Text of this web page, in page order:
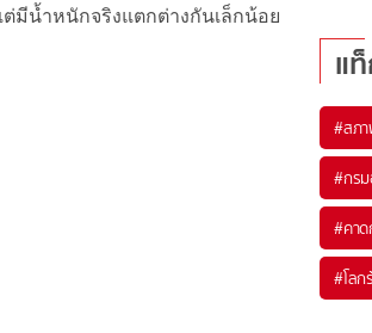
มีน้ำหนักจริงแตกต่างกันเล็กน้อย
แ
#สภ
#กร
#คา
#โล